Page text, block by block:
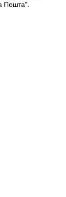
Пошта".